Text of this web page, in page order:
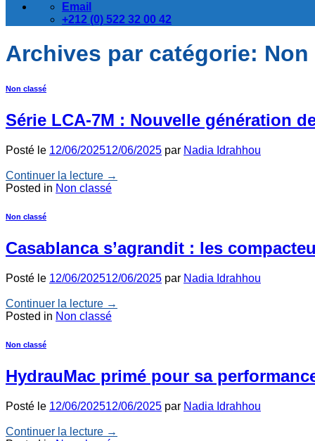
Email
+212 (0) 522 32 00 42
Archives par catégorie:
Non classé
Série LCA‑7M : Nouvelle génération
Posté le 12/06/202512/06/2025 par Nadia Idrahhou
Continuer la lecture →
Posted in Non classé
Non classé
Casablanca s’agrandit : les
Posté le 12/06/202512/06/2025 par Nadia Idrahhou
Continuer la lecture →
Posted in Non classé
Non classé
HydrauMac primé pour sa
Posté le 12/06/202512/06/2025 par Nadia Idrahhou
Continuer la lecture →